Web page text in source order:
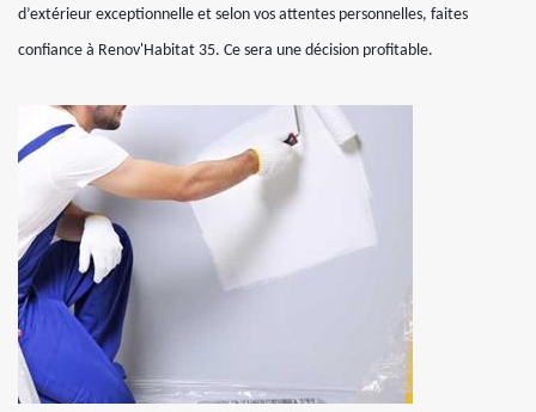
d’extérieur exceptionnelle et selon vos attentes personnelles, faites
confiance à Renov'Habitat 35. Ce sera une décision profitable.